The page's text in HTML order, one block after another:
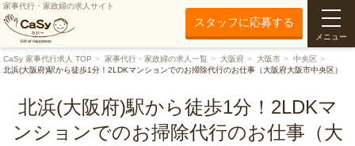
家事代行・家政婦の求人サイト
スタッフに応募する
メニュー
CaSy 家事代行求人 TOP 家事代行・家政婦の求人一覧 大阪府 大阪市
中央区
北浜(大阪府)駅から徒歩1分！2LDKマンションでのお掃除代行のお仕事（大阪府大阪市中央区）
北浜(大阪府)駅から徒歩1分！2LDKマ
ンションでのお掃除代行のお仕事（大